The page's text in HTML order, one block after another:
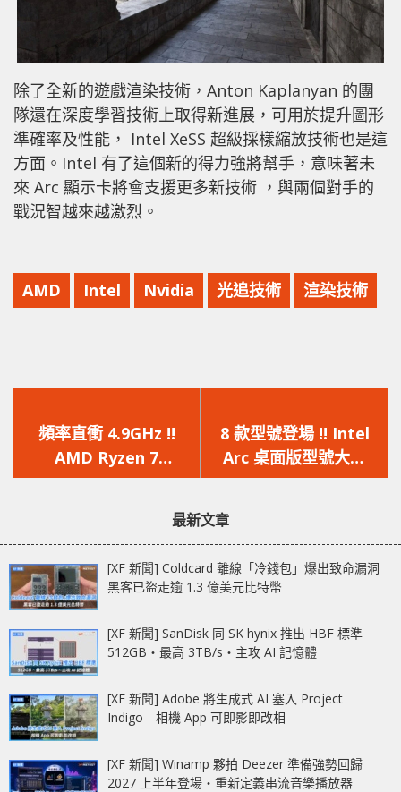
除了全新的遊戲渲染技術，Anton Kaplanyan 的團
隊還在深度學習技術上取得新進展，可用於提升圖形
準確率及性能， Intel XeSS 超級採樣縮放技術也是這
方面。Intel 有了這個新的得力強將幫手，意味著未
來 Arc 顯示卡將會支援更多新技術 ，與兩個對手的
戰況智越來越激烈。
AMD Intel Nvidia 光追技術 渲染技術
一
篇
文
頻率直衝 4.9GHz !!
AMD Ryzen 7
5800X3D 被破解，解
一
篇
文
8 款型號登場 !! Intel
Arc 桌面版型號大曝
光，限量版依舊未確認
最新文章
[XF 新聞] Coldcard 離線「冷錢包」爆出致命漏洞
黑客已盜走逾 1.3 億美元比特幣
[XF 新聞] SanDisk 同 SK hynix 推出 HBF 標準
512GB‧最高 3TB/s‧主攻 AI 記憶體
[XF 新聞] Adobe 將生成式 AI 塞入 Project
Indigo 相機 App 可即影即改相
[XF 新聞] Winamp 夥拍 Deezer 準備強勢回歸
2027 上半年登場‧重新定義串流音樂播放器